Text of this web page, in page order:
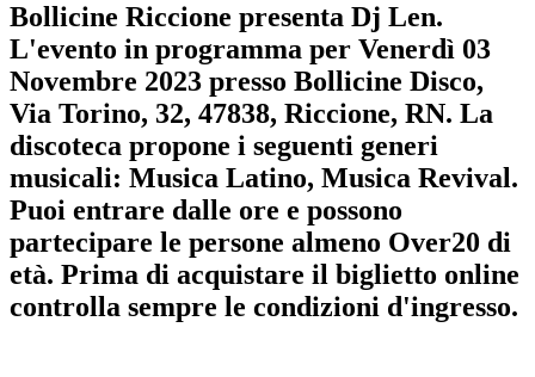
Bollicine Riccione presenta Dj Len.
L'evento in programma per Venerdì 03
Novembre 2023 presso Bollicine Disco,
Via Torino, 32, 47838, Riccione, RN. La
discoteca propone i seguenti generi
musicali: Musica Latino, Musica Revival.
Puoi entrare dalle ore e possono
partecipare le persone almeno Over20 di
età. Prima di acquistare il biglietto online
controlla sempre le condizioni d'ingresso.